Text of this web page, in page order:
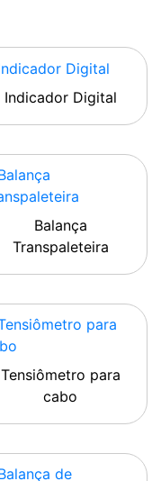
Indicador Digital
Balança
Transpaleteira
Tensiômetro para
cabo